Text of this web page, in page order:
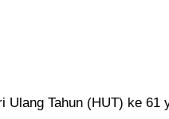
Tahun (HUT) ke 61